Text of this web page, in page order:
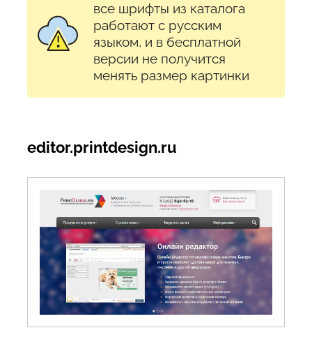
все шрифты из каталога
работают с русским
языком, и в бесплатной
версии не получится
менять размер картинки
editor.printdesign.ru